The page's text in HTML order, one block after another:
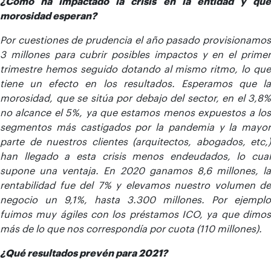
morosidad esperan?
Por cuestiones de prudencia el año pasado provisionamos
3 millones para cubrir posibles impactos y en el primer
trimestre hemos seguido dotando al mismo ritmo, lo que
tiene un efecto en los resultados. Esperamos que la
morosidad, que se sitúa por debajo del sector, en el 3,8%
no alcance el 5%, ya que estamos menos expuestos a los
segmentos más castigados por la pandemia y la mayor
parte de nuestros clientes (arquitectos, abogados, etc,)
han llegado a esta crisis menos endeudados, lo cual
supone una ventaja. En 2020 ganamos 8,6 millones, la
rentabilidad fue del 7% y elevamos nuestro volumen de
negocio un 9,1%, hasta 3.300 millones. Por ejemplo
fuimos muy ágiles con los préstamos ICO, ya que dimos
más de lo que nos correspondía por cuota (110 millones).
¿Qué resultados prevén para 2021?